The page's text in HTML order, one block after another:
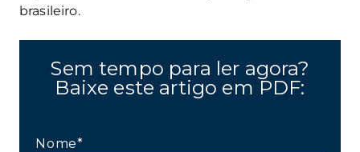
brasileiro.
Sem tempo para ler agora?
Baixe este artigo em PDF:
Nome*